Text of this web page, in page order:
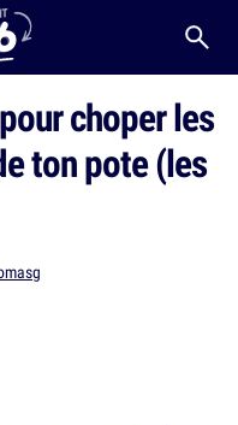
choper les
ton pote (les